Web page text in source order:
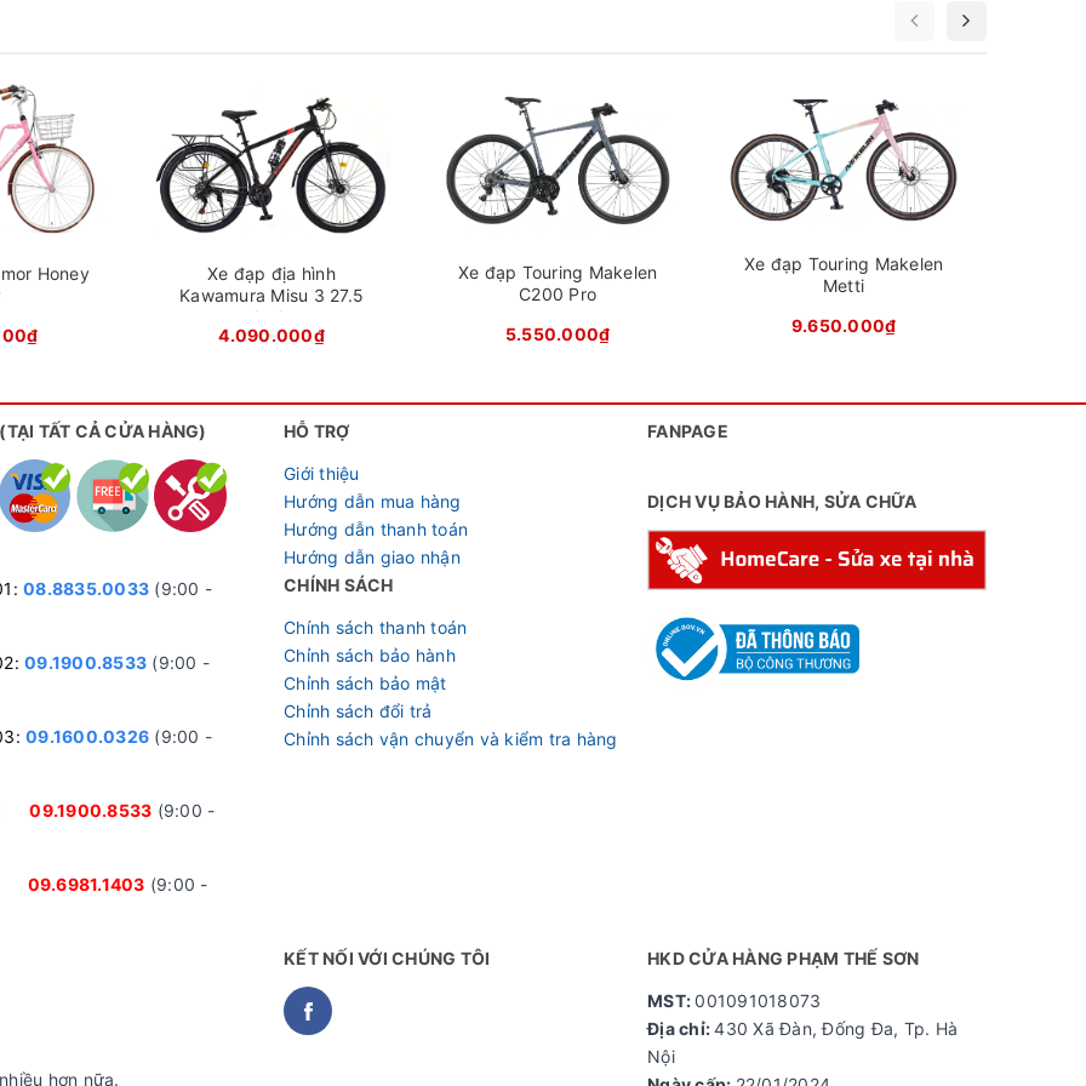
đạp đua Sunline S800
thẩm mỹ
với thiết kế không mối hàn giúp tổng thể xe liền lạc, đẹp mắt và
tăng tính khí động học và hạn chế bám bụi trong quá trình sử
nhẹ hơn so với khung thép, giúp xe tăng tốc dễ hơn và tiết kiệm
Yên thể thao
1m55 - 1m80
Honey
Xe đạp địa hình
Kawamura Misu 3 27.5
Inch
4.090.000₫
Xe đạp Touring Makelen
C200 Pro
5.550.000₫
Xe đạp Touring Makelen
Metti
9.650.000₫
TẤT CẢ CỬA HÀNG)
08.8835.0033 (9:00 -
09.1900.8533 (9:00 -
09.1600.0326 (9:00 -
09.1900.8533 (9:00 -
09.6981.1403 (9:00 -
HỖ TRỢ
Giới thiệu
Hướng dẫn mua hàng
Hướng dẫn thanh toán
Hướng dẫn giao nhận
CHÍNH SÁCH
Chính sách thanh toán
Chỉnh sách bảo hành
Chỉnh sách bảo mật
Chỉnh sách đổi trả
Chỉnh sách vận chuyển và kiểm tra hàng
FANPAGE
DỊCH VỤ BẢO HÀNH, SỬA CHỮA
hơn nữa.
KẾT NỐI VỚI CHÚNG TÔI HKD CỬA HÀNG PHẠM THẾ SƠN
MST:001091018073
Địa chỉ:430 Xã Đàn, Đống Đa, Tp. Hà
Nội